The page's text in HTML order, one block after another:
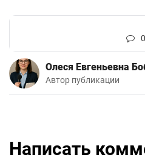
0
Олеся Евгеньевна
Автор публикации
Написать